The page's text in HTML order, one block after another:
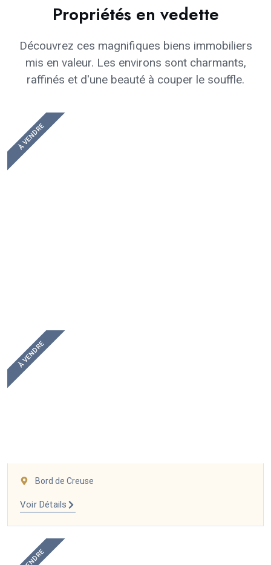
Propriétés en vedette
Découvrez ces magnifiques biens immobiliers
mis en valeur. Les environs sont charmants,
raffinés et d'une beauté à couper le souffle.
À VENDRE
À VENDRE
Bord de Creuse
Voir Détails